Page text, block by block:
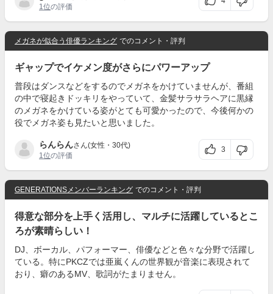
1位の評価
メガネが似合う俳優ランキング でのコメント・評判
ギャップでイケメン度がさらにパワーアップ
普段はダンスなどをするのでメガネをかけていませんが、番組
の中で寝起きドッキリをやっていて、金髪サラサラヘアに黒縁
のメガネをかけている姿がとても可愛かったので、今後何かの
役でメガネ姿も見たいと思いました。
らんらんさん(女性・30代)
1位の評価
3
GENERATIONSメンバーランキング でのコメント・評判
得意な部分を上手く活用し、マルチに活躍しているとこ
ろが素晴らしい！
DJ、ボーカル、パフォーマー、俳優などと色々な分野で活躍し
ている。特にPKCZでは亜嵐くんの世界観が音楽に表現されて
おり、癖のあるMV、歌詞がたまりません。